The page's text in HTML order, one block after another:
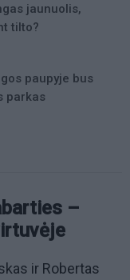
jaunuolis,
tilto?
paupyje bus
parkas
–
ir Robertas